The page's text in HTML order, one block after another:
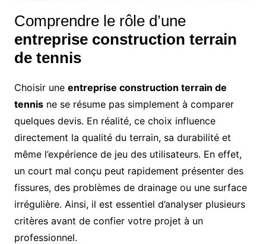
Comprendre le rôle d’une
entreprise construction terrain
de tennis
Choisir une entreprise construction terrain de
tennisne se résume pas simplement à comparer
quelques devis. En réalité, ce choix influence
directement la qualité du terrain, sa durabilité et
même l’expérience de jeu des utilisateurs. En effet,
un court mal conçu peut rapidement présenter des
fissures, des problèmes de drainage ou une surface
irrégulière. Ainsi, il est essentiel d’analyser plusieurs
critères avant de confier votre projet à un
professionnel.